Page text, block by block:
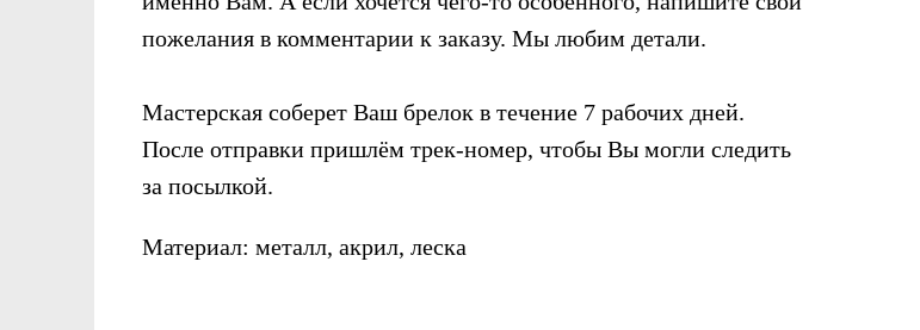
пожелания в комментарии к заказу. Мы любим детали.
Мастерская соберет Ваш брелок в течение 7 рабочих дней.
После отправки пришлём трек-номер, чтобы Вы могли следить
за посылкой.
Материал: металл, акрил, леска